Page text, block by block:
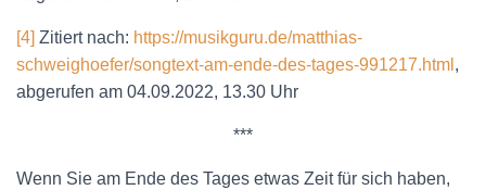
[4] Zitiert nach: https://musikguru.de/matthias-
schweighoefer/songtext-am-ende-des-tages-991217.html ,
abgerufen am 04.09.2022, 13.30 Uhr
***
Wenn Sie am Ende des Tages etwas Zeit für sich haben,